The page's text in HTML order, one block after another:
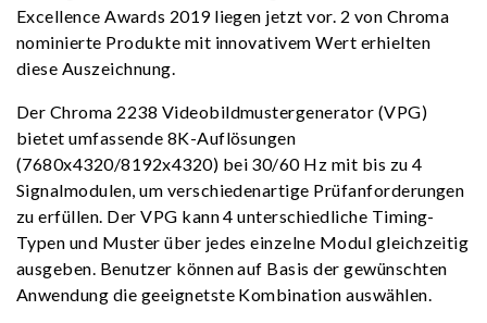
Excellence Awards 2019 liegen jetzt vor. 2 von Chroma
nominierte Produkte mit innovativem Wert erhielten
diese Auszeichnung.
Der Chroma 2238 Videobildmustergenerator (VPG)
bietet umfassende 8K-Auflösungen
(7680x4320/8192x4320) bei 30/60 Hz mit bis zu 4
Signalmodulen, um verschiedenartige Prüfanforderungen
zu erfüllen. Der VPG kann 4 unterschiedliche Timing-
Typen und Muster über jedes einzelne Modul gleichzeitig
ausgeben. Benutzer können auf Basis der gewünschten
Anwendung die geeignetste Kombination auswählen.